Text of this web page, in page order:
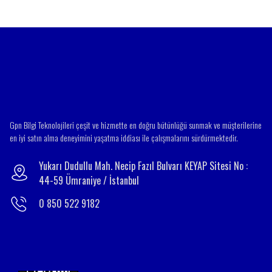
Gpn Bilgi Teknolojileri çeşit ve hizmette en doğru bütünlüğü sunmak ve müşterilerine
en iyi satın alma deneyimini yaşatma iddiası ile çalışmalarını sürdürmektedir.
Yukarı Dudullu Mah. Necip Fazıl Bulvarı KEYAP Sitesi No :
44-59 Ümraniye / İstanbul
0 850 522 9182